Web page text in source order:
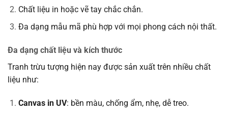
Chất liệu in hoặc vẽ tay chắc chắn.
Đa dạng mẫu mã phù hợp với mọi phong cách nội thất.
Đa dạng chất liệu và kích thước
Tranh trừu tượng hiện nay được sản xuất trên nhiều chất
liệu như:
Canvas in UV: bền màu, chống ẩm, nhẹ, dễ treo.